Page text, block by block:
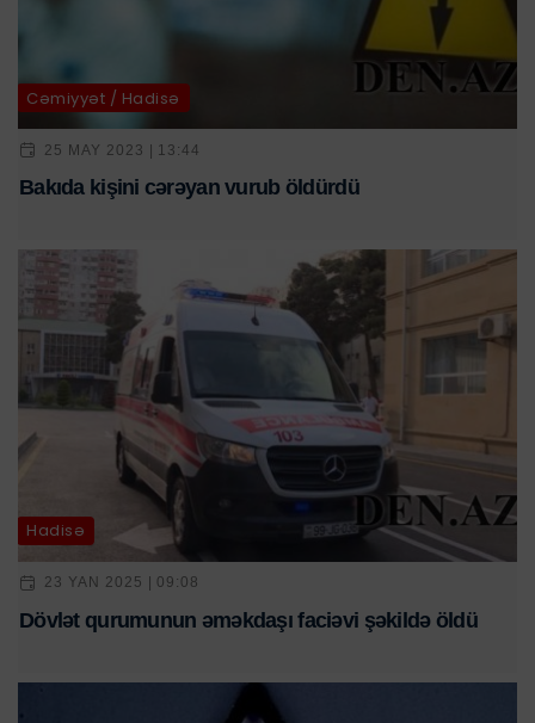
Cəmiyyət / Hadisə
25 MAY 2023 | 13:44
Bakıda kişini cərəyan vurub öldürdü
Hadisə
23 YAN 2025 | 09:08
Dövlət qurumunun əməkdaşı faciəvi şəkildə öldü